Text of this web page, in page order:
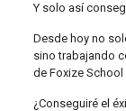
Y solo así
Desde hoy no
sino trabajando
de Foxize
¿Conseguiré el